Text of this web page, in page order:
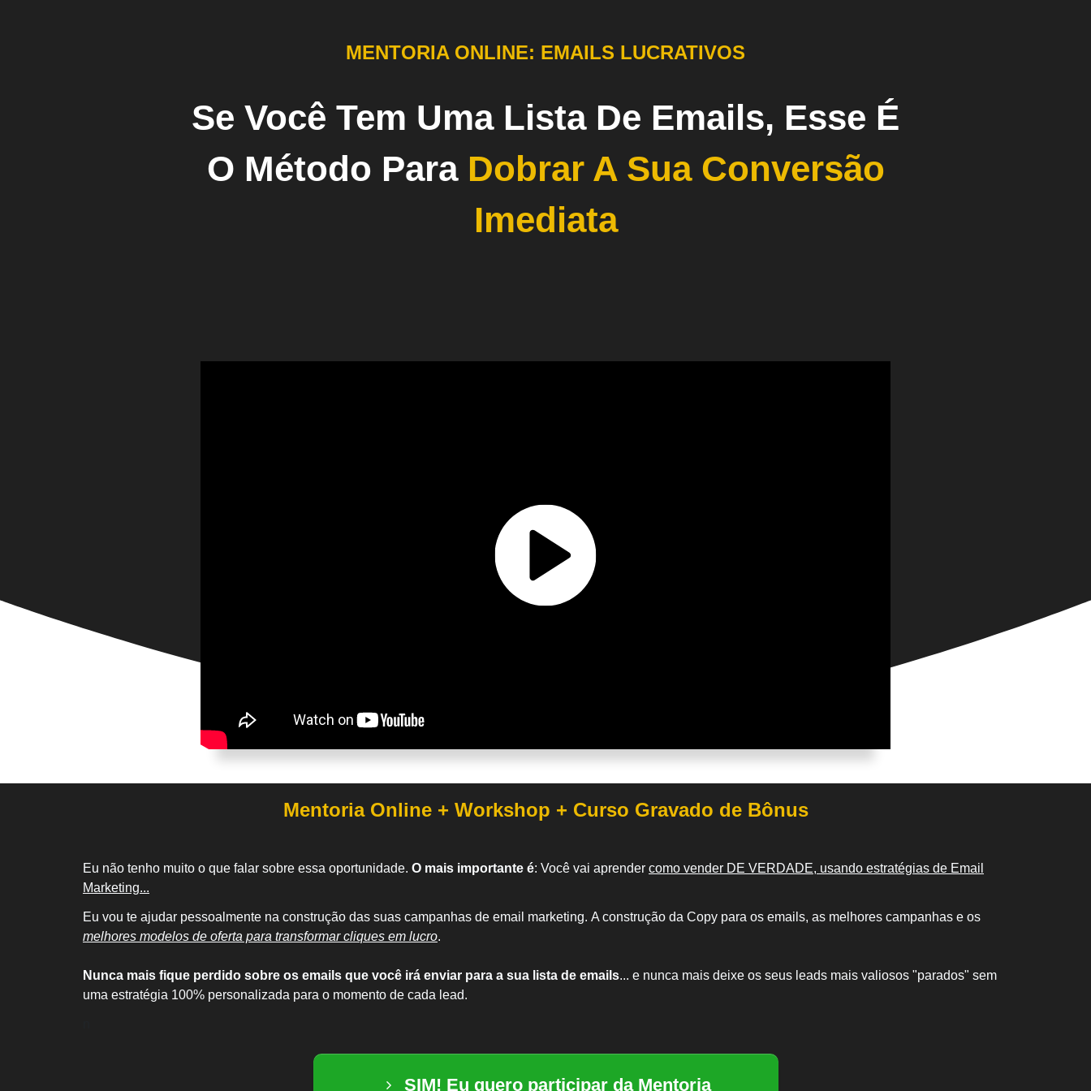
MENTORIA ONLINE: EMAILS LUCRATIVOS
Se Você Tem Uma Lista De Emails, Esse É
O Método Para Dobrar A Sua Conversão
Imediata
Mentoria Online + Workshop + Curso Gravado de Bônus
Eu não tenho muito o que falar sobre essa oportunidade. O mais importante é: Você vai aprender como vender DE VERDADE, usando estratégias de Email
Marketing...
Eu vou te ajudar pessoalmente na construção das suas campanhas de email marketing. A construção da Copy para os emails, as melhores campanhas e os
melhores modelos de oferta para transformar cliques em lucro.
Nunca mais fique perdido sobre os emails que você irá enviar para a sua lista de emails... e nunca mais deixe os seus leads mais valiosos "parados" sem
uma estratégia 100% personalizada para o momento de cada lead.
SIM! Eu quero participar da Mentoria